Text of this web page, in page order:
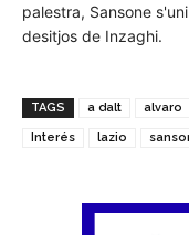
palestra, Sansone
desitjos de Inzaghi.
TAGS a dalt alvaro
Interés lazio